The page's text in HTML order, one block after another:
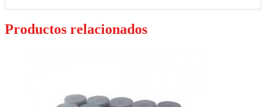
Productos relacionados